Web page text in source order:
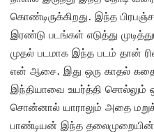
கொண்டிருக்கிறது. இந்த
இரண்டு படங்கள் எடுத்து
முதல் படமாக இந்த படம் தான்
என் ஆசை. இது ஒரு காதல்
இந்தியாவை உயர்த்தி சொல்லும்
சொன்னால் யாராலும் அதை
பாண்டியன் இந்த தலைமுறையின்